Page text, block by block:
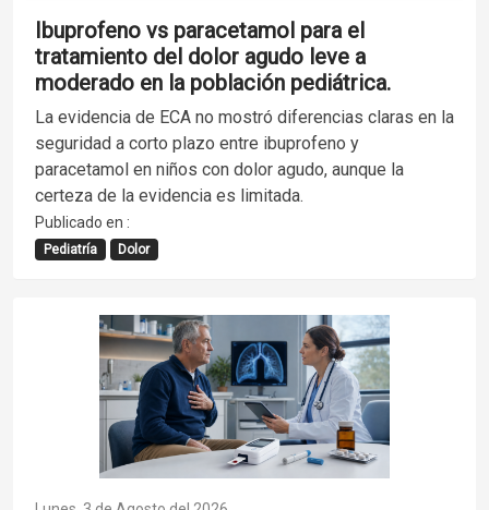
Ibuprofeno vs paracetamol para el
tratamiento del dolor agudo leve a
moderado en la población pediátrica.
La evidencia de ECA no mostró diferencias claras en la
seguridad a corto plazo entre ibuprofeno y
paracetamol en niños con dolor agudo, aunque la
certeza de la evidencia es limitada.
Publicado en :
Pediatría Dolor